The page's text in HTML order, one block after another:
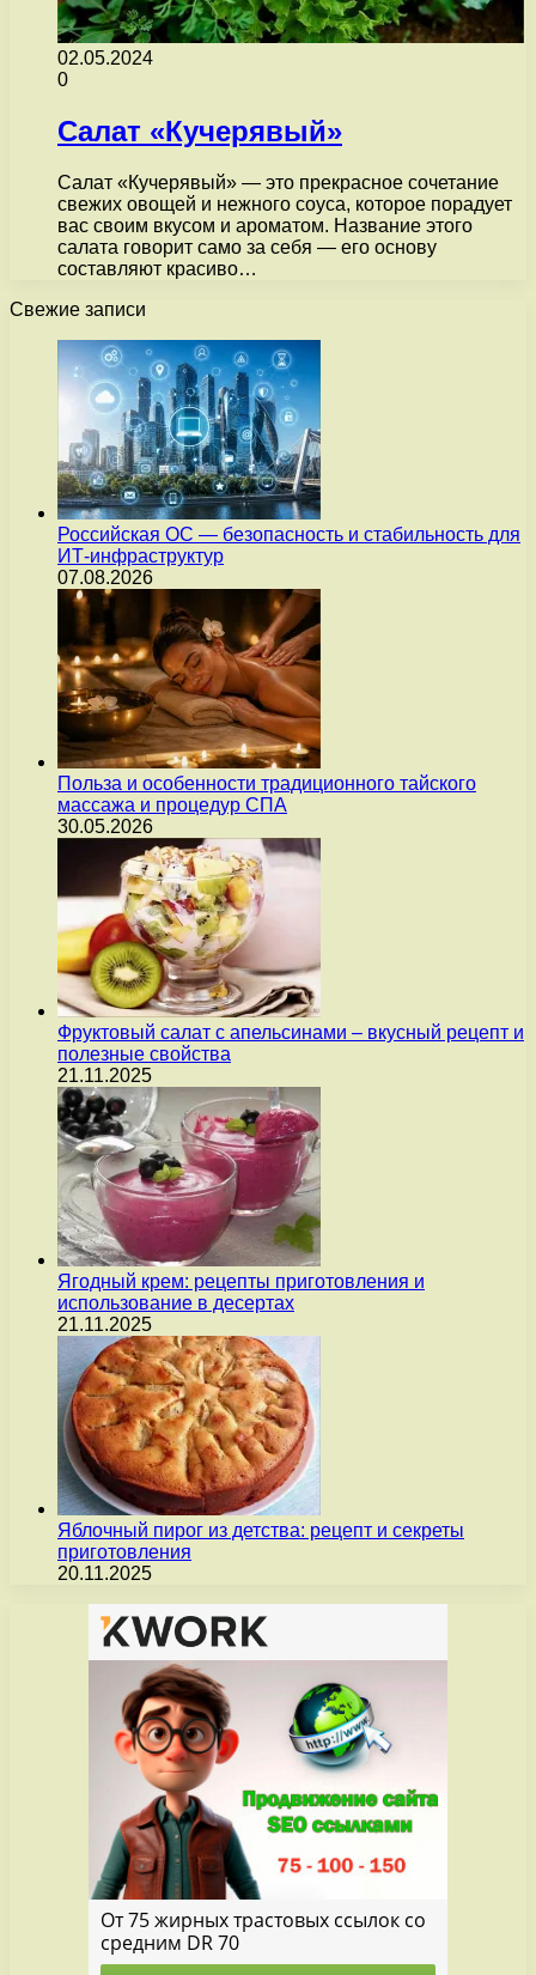
02.05.2024
0
Салат «Кучерявый»
Салат «Кучерявый» — это прекрасное сочетание
свежих овощей и нежного соуса, которое порадует
вас своим вкусом и ароматом. Название этого
салата говорит само за себя — его основу
составляют красиво…
Свежие записи
Российская ОС — безопасность и стабильность для
ИТ-инфраструктур
07.08.2026
Польза и особенности традиционного тайского
массажа и процедур СПА
30.05.2026
Фруктовый салат с апельсинами – вкусный рецепт и
полезные свойства
21.11.2025
Ягодный крем: рецепты приготовления и
использование в десертах
21.11.2025
Яблочный пирог из детства: рецепт и секреты
приготовления
20.11.2025